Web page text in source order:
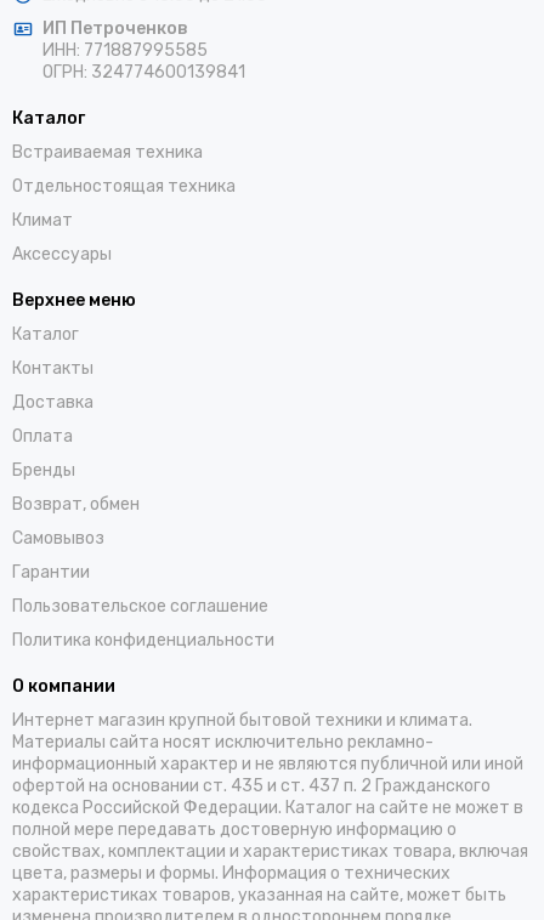
ИП Петроченков
ИНН: 771887995585
ОГРН: 324774600139841
Каталог
Встраиваемая техника
Отдельностоящая техника
Климат
Аксессуары
Верхнее меню
Каталог
Контакты
Доставка
Оплата
Бренды
Возврат, обмен
Самовывоз
Гарантии
Пользовательское соглашение
Политика конфиденциальности
О компании
Интернет магазин крупной бытовой техники и климата.
Материалы сайта носят исключительно рекламно-
информационный характер и не являются публичной или иной
офертой на основании ст. 435 и ст. 437 п. 2 Гражданского
кодекса Российской Федерации. Каталог на сайте не может в
полной мере передавать достоверную информацию о
свойствах, комплектации и характеристиках товара, включая
цвета, размеры и формы. Информация о технических
характеристиках товаров, указанная на сайте, может быть